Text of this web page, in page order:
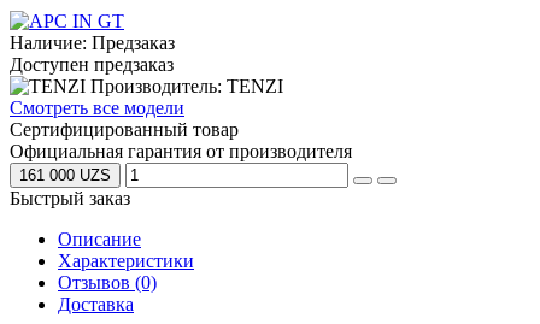
Наличие: Предзаказ
Доступен предзаказ
Производитель: TENZI
Смотреть все модели
Сертифицированный товар
Официальная гарантия от производителя
161 000 UZS
Быстрый заказ
Описание
Характеристики
Отзывов (0)
Доставка